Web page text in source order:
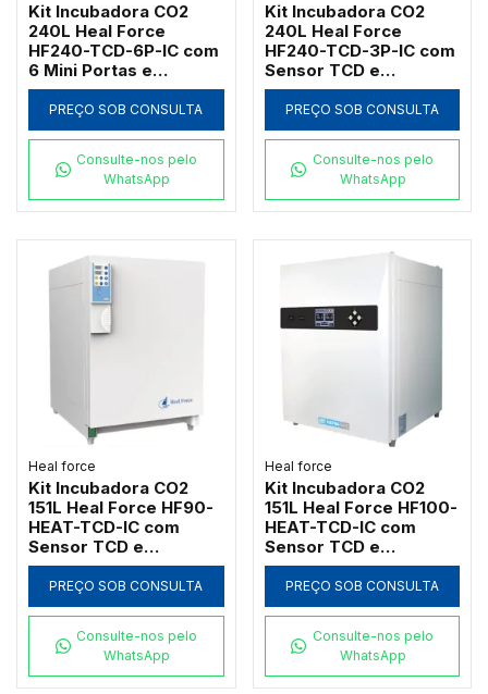
Kit Incubadora CO2
240L Heal Force
HF240-TCD-6P-IC com
6 Mini Portas e
Desinfecção 90°C
PREÇO SOB CONSULTA
Consulte-nos pelo
WhatsApp
Kit Incubadora CO2
240L Heal Force
HF240-TCD-3P-IC com
Sensor TCD e
Desinfecção 90°C
PREÇO SOB CONSULTA
Consulte-nos pelo
WhatsApp
Heal force
Kit Incubadora CO2
151L Heal Force HF90-
HEAT-TCD-IC com
Sensor TCD e
Desinfecção 90°C
PREÇO SOB CONSULTA
Consulte-nos pelo
WhatsApp
Heal force
Kit Incubadora CO2
151L Heal Force HF100-
HEAT-TCD-IC com
Sensor TCD e
Desinfecção 90°C
PREÇO SOB CONSULTA
Consulte-nos pelo
WhatsApp